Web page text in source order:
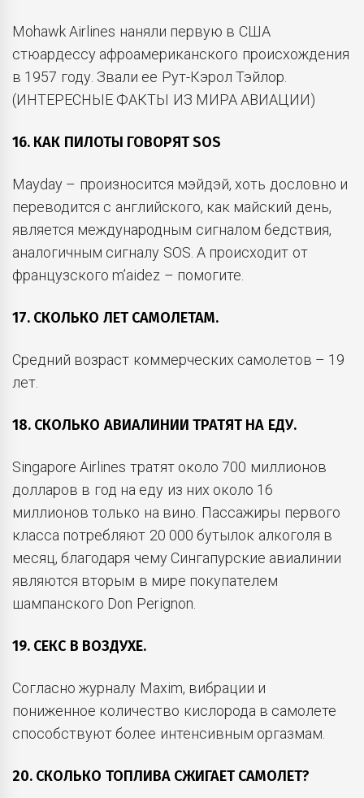
Mohawk Airlines наняли первую в США
стюардессу афроамериканского происхождения
в 1957 году. Звали ее Рут-Кэрол Тэйлор.
(ИНТЕРЕСНЫЕ ФАКТЫ ИЗ МИРА АВИАЦИИ)
16. КАК ПИЛОТЫ ГОВОРЯТ SOS
Mayday – произносится мэйдэй, хоть дословно и
переводится с английского, как майский день,
является международным сигналом бедствия,
аналогичным сигналу SOS. А происходит от
французского m’aidez – помогите.
17. СКОЛЬКО ЛЕТ САМОЛЕТАМ.
Средний возраст коммерческих самолетов – 19
лет.
18. СКОЛЬКО АВИАЛИНИИ ТРАТЯТ НА ЕДУ.
Singapore Airlines тратят около 700 миллионов
долларов в год на еду из них около 16
миллионов только на вино. Пассажиры первого
класса потребляют 20 000 бутылок алкоголя в
месяц, благодаря чему Сингапурские авиалинии
являются вторым в мире покупателем
шампанского Don Perignon.
19. СЕКС В ВОЗДУХЕ.
Согласно журналу Maxim, вибрации и
пониженное количество кислорода в самолете
способствуют более интенсивным оргазмам.
20. СКОЛЬКО ТОПЛИВА СЖИГАЕТ САМОЛЕТ?